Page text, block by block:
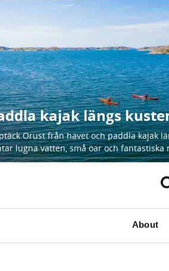
About
kajak längs
Orust från havet och paddla kajak
lugna vatten, små öar och